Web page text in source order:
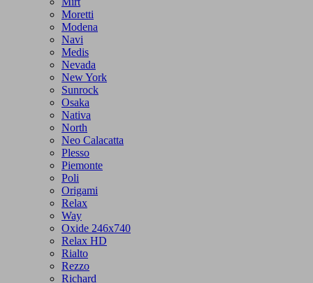
Moretti
Modena
Navi
Medis
Nevada
New York
Sunrock
Osaka
Nativa
North
Neo Calacatta
Plesso
Piemonte
Poli
Origami
Relax
Way
Oxide 246x740
Relax HD
Rialto
Rezzo
Richard